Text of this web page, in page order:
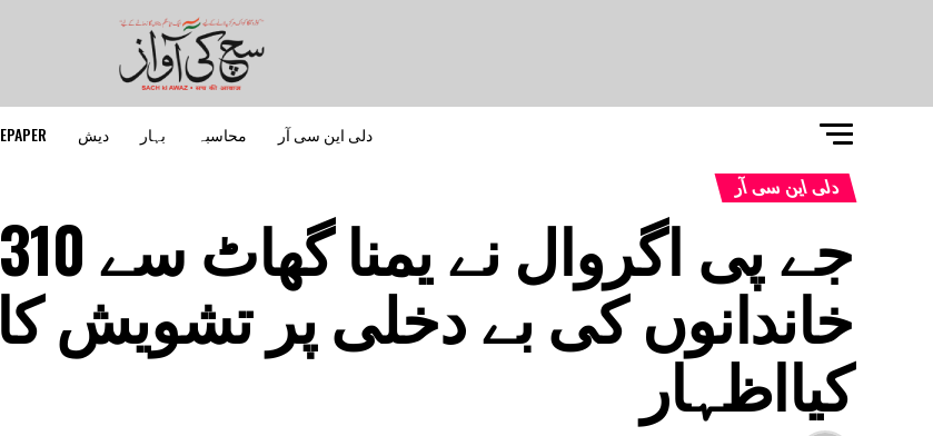
دلی این سی آر محاسبہ بہار دیش EPAPER
دلی این سی آر
جے پی اگروال نے یمنا گھاٹ سے 310
خاندانوں کی بے دخلی پر تشویش کا
کیااظہار